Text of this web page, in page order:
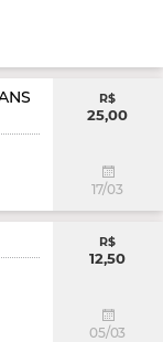
R$
25,00
17/03
R$
12,50
05/03